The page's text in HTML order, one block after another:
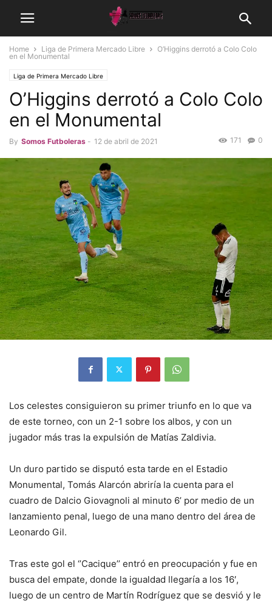
Home Liga de Primera Mercado Libre
O’Higgins derrotó a Colo Colo
en el Monumental
Liga de Primera Mercado Libre
O’Higgins derrotó a Colo Colo
en el Monumental
By Somos Futboleras - 12 de abril de 2021 0
171
Los celestes consiguieron su primer triunfo en lo que va
de este torneo, con un 2-1 sobre los albos, y con un
jugador más tras la expulsión de Matías Zaldivia.
Un duro partido se disputó esta tarde en el Estadio
Monumental, Tomás Alarcón abriría la cuenta para el
cuadro de Dalcio Giovagnoli al minuto 6’ por medio de un
lanzamiento penal, luego de una mano dentro del área de
Leonardo Gil.
Tras este gol el ‘’Cacique’’ entró en preocupación y fue en
busca del empate, donde la igualdad llegaría a los 16′,
luego de un centro de Martín Rodríguez que se desvió y le